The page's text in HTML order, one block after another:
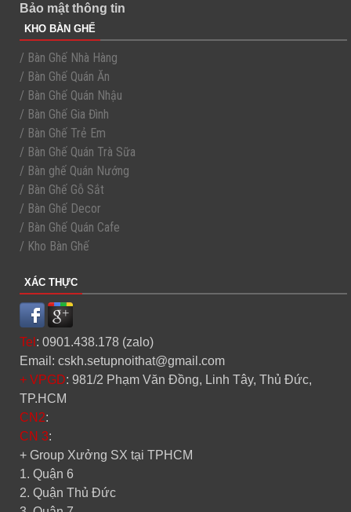
Bảo mật thông tin
KHO BÀN GHẾ
/ Bàn Ghế Nhà Hàng
/ Bàn Ghế Quán Ăn
/ Bàn Ghế Quán Nhậu
/ Bàn Ghế Gia Đình
/ Bàn Ghế Trẻ Em
/ Bàn Ghế Quán Trà Sữa
/ Bàn ghế Quán Nướng
/ Bàn Ghế Gỗ Sắt
/ Bàn Ghế Decor
/ Bàn Ghế Quán Cafe
/ Kho Bàn Ghế
XÁC THỰC
Tel : 0901.438.178 (zalo)
Email: cskh.setupnoithat@gmail.com
+ VPGD: 981/2 Phạm Văn Đồng, Linh Tây, Thủ Đức,
TP.HCM
CN2:
CN 3:
+ Group Xưởng SX tại TPHCM
1. Quận 6
2. Quận Thủ Đức